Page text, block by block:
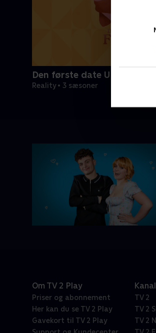
Den første date UK
Reality • 3 sæsoner
Om TV 2 Play
Priser og abonnement
Her kan du se TV 2 Play
Gavekort til TV 2 Play
TV 2
TV 2
TV 2